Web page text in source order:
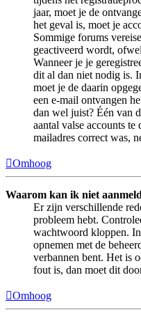
jaar, moet je de
het geval is, moet je
Sommige forums
geactiveerd wordt,
Wanneer je je
dit al dan niet nodig is.
moet je de daarin
een e-mail ontvangen
dan wel juist? Één van
aantal valse accounts
mailadres correct was,
Omhoog
Waarom kan ik niet
Er zijn verschillende
probleem hebt.
wachtwoord kloppen.
opnemen met de
verbannen bent. Het is
fout is, dan moet dit
Omhoog